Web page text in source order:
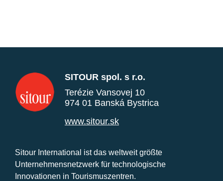
SITOUR spol. s r.o.
Terézie Vansovej 10
974 01 Banská Bystrica
www.sitour.sk
Sitour International ist das weltweit größte
Unternehmensnetzwerk für technologische
Innovationen in Tourismuszentren.